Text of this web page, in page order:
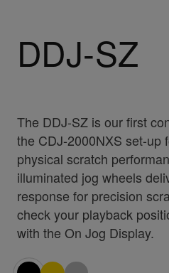
DDJ-SZ
The DDJ-SZ is our first
the CDJ-2000NXS set-up
physical scratch
illuminated jog wheels
response for precision
check your playback
with the On Jog Display.